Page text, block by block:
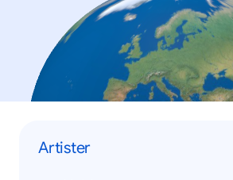
Artister